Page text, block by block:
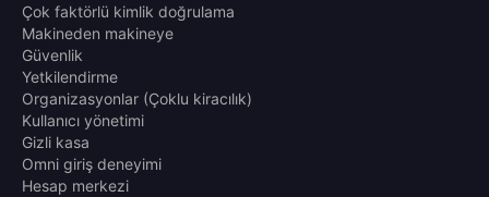
Çok faktörlü kimlik doğrulama
Makineden makineye
Güvenlik
Yetkilendirme
Organizasyonlar (Çoklu kiracılık)
Kullanıcı yönetimi
Gizli kasa
Omni giriş deneyimi
Hesap merkezi